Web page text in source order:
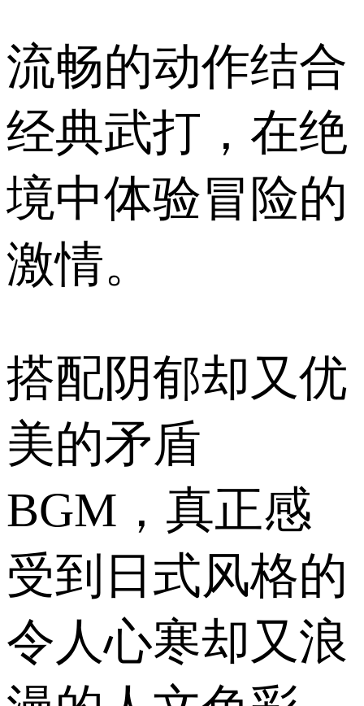
流畅的动作结合
经典武打，在绝
境中体验冒险的
激情。
搭配阴郁却又优
美的矛盾
BGM，真正感
受到日式风格的
令人心寒却又浪